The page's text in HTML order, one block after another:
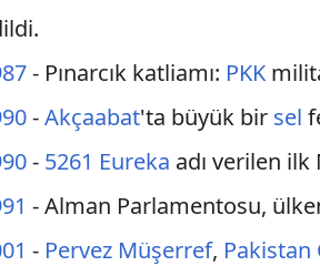
- Pınarcık katliamı: PKK
-Akçaabat'ta büyük bir sel
- 5261 Eureka adı verilen ilk
- Alman Parlamentosu,
- Pervez Müşerref, Pakistan